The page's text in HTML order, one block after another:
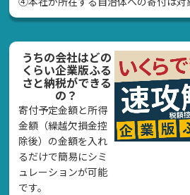
うちの会社はどの
くらい企業版ふる
さと納税ができる
の？
寄付予定金額と所得
金額（繰越欠損金控
除後）の金額を入れ
るだけで簡易にシミ
ュレーションが可能
です。